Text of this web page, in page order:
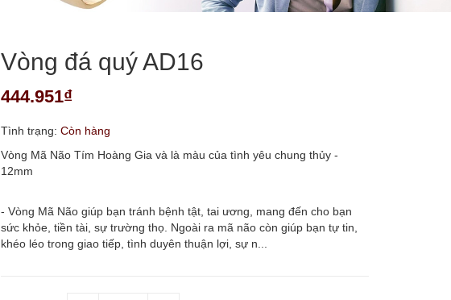
Vòng đá quý AD16
444.951₫
Tình trạng: Còn hàng
Vòng Mã Não Tím Hoàng Gia và là màu của tình yêu chung thủy -
12mm
- Vòng Mã Não giúp bạn tránh bệnh tật, tai ương, mang đến cho bạn
sức khỏe, tiền tài, sự trường thọ. Ngoài ra mã não còn giúp bạn tự tin,
khéo léo trong giao tiếp, tình duyên thuận lợi, sự n...